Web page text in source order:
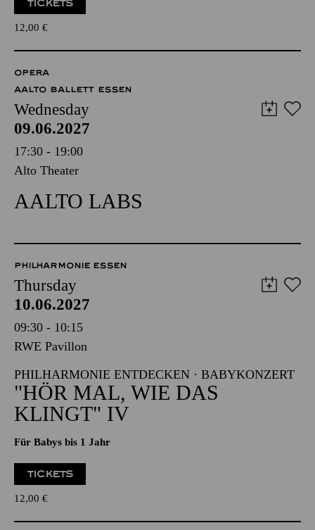
TICKETS
12,00 €
OPERA
AALTO BALLETT ESSEN
Wednesday
09.06.2027
17:30 - 19:00
Alto Theater
AALTO LABS
PHILHARMONIE ESSEN
Thursday
10.06.2027
09:30 - 10:15
RWE Pavillon
PHILHARMONIE ENTDECKEN · BABYKONZERT
"HÖR MAL, WIE DAS
KLINGT" IV
Für Babys bis 1 Jahr
TICKETS
12,00 €